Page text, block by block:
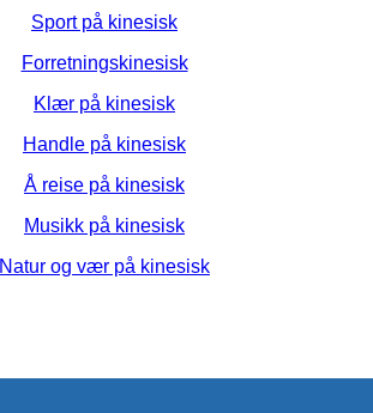
Sport på kinesisk
Forretningskinesisk
Klær på kinesisk
Handle på kinesisk
Å reise på kinesisk
Musikk på kinesisk
Natur og vær på kinesisk